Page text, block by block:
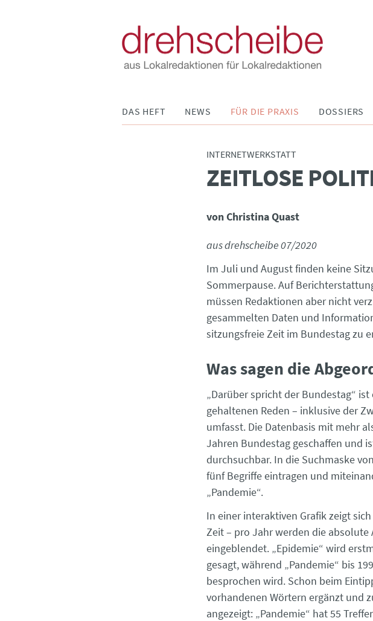
DAS HEFT NEWS FÜR DIE PRAXIS DOSSIERS
INTERNETWERKSTATT
:ZEITLOSE
von Christina Quast
aus drehscheibe 07/2020
Im Juli und August finden keine
Sommerpause. Auf
müssen Redaktionen aber nicht
gesammelten Daten und
sitzungsfreie Zeit im Bundestag zu
Was sagen die
„Darüber spricht der Bundestag“
gehaltenen Reden – inklusive der
umfasst. Die Datenbasis mit mehr
Jahren Bundestag geschaffen und
durchsuchbar. In die Suchmaske
fünf Begriffe eintragen und
„Pandemie“.
In einer interaktiven Grafik zeigt
Zeit – pro Jahr werden die absolute
eingeblendet. „Epidemie“ wird
gesagt, während „Pandemie“ bis
besprochen wird. Schon beim
vorhandenen Wörtern ergänzt und
angezeigt: „Pandemie“ hat 55